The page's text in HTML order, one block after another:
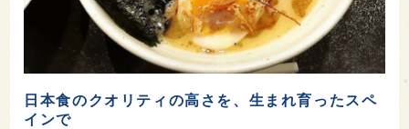
日本食のクオリティの高さを、生まれ育ったスペ
インで